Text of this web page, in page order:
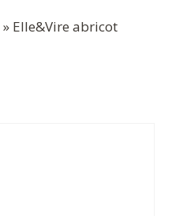
» Elle&Vire abricot